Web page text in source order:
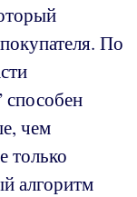
По
чем
только
алгоритм